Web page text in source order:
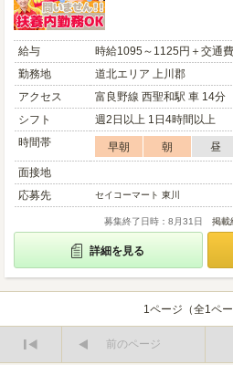
給与
時給1095～1125円＋交通
勤務地
道北エリア 上川郡
アクセス
富良野線 西聖和駅 車 14分
シフト
週2日以上 1日4時間以上
時間帯
早朝 朝 昼
面接地
応募先
セイコーマート 東川
募集終了日時：8月31日 掲載
詳細を見る
1ページ（全1ペー
前のページ